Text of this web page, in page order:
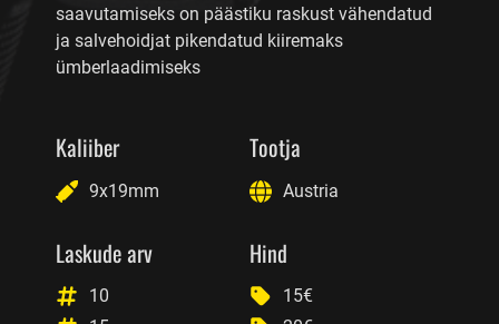
saavutamiseks on päästiku raskust vähendatud
ja salvehoidjat pikendatud kiiremaks
ümberlaadimiseks
Kaliiber
9x19mm
Tootja
Austria
Laskude arv
10
Hind
15€